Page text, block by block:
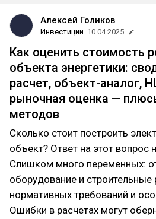
Алексей Голиков
Инвестиции 10.04.2025
Как оценить стоимость
объекта энергетики:
расчет, объект-аналог,
рыночная оценка —
методов
Сколько стоит построить
объект? Ответ на этот вопрос
Слишком много переменных:
оборудование и
нормативных требований и
Ошибки в расчетах могут